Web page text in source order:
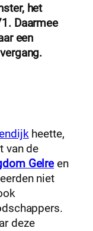
het
Daarmee
een
heette,
van de
Gelreen
niet
deze